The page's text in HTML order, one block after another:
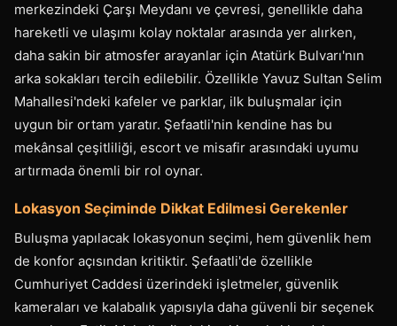
merkezindeki Çarşı Meydanı ve çevresi, genellikle daha
hareketli ve ulaşımı kolay noktalar arasında yer alırken,
daha sakin bir atmosfer arayanlar için Atatürk Bulvarı'nın
arka sokakları tercih edilebilir. Özellikle Yavuz Sultan Selim
Mahallesi'ndeki kafeler ve parklar, ilk buluşmalar için
uygun bir ortam yaratır. Şefaatli'nin kendine has bu
mekânsal çeşitliliği, escort ve misafir arasındaki uyumu
artırmada önemli bir rol oynar.
Lokasyon Seçiminde Dikkat Edilmesi Gerekenler
Buluşma yapılacak lokasyonun seçimi, hem güvenlik hem
de konfor açısından kritiktir. Şefaatli'de özellikle
Cumhuriyet Caddesi üzerindeki işletmeler, güvenlik
kameraları ve kalabalık yapısıyla daha güvenli bir seçenek